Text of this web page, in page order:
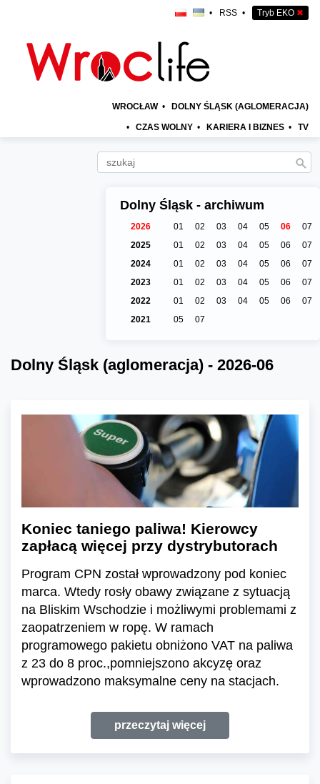
• RSS • Tryb EKO ✖
WROCŁAW • DOLNY ŚLĄSK (AGLOMERACJA)
• CZAS WOLNY • KARIERA I BIZNES • TV
Dolny Śląsk - archiwum
2026 01 02 03 04 05 06
07
2025
01 02 03 04 05 06
07
2024
01 02 03 04 05 06
07
2023
01 02 03 04 05 06
07
2022
01 02 03 04 05 06
07
2021
05 07
Dolny Śląsk (aglomeracja) - 2026-06
Koniec taniego paliwa! Kierowcy
zapłacą więcej przy dystrybutorach
Program CPN został wprowadzony pod koniec
marca. Wtedy rosły obawy związane z sytuacją
na Bliskim Wschodzie i możliwymi problemami z
zaopatrzeniem w ropę. W ramach
programowego pakietu obniżono VAT na paliwa
z 23 do 8 proc.,pomniejszono akcyzę oraz
wprowadzono maksymalne ceny na stacjach.
przeczytaj więcej